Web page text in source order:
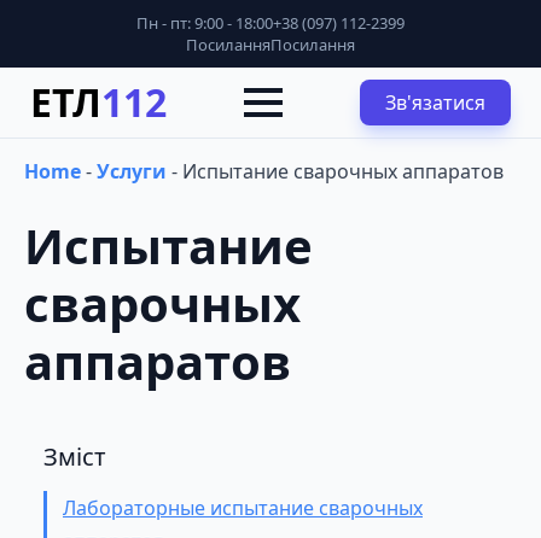
Пн - пт: 9:00 - 18:00+38 (097) 112-2399
ПосиланняПосилання
ЕТЛ112 Зв'язатися
Home-Услуги - Испытание сварочных аппаратов
Испытание
сварочных
аппаратов
Зміст
Лабораторные испытание сварочных